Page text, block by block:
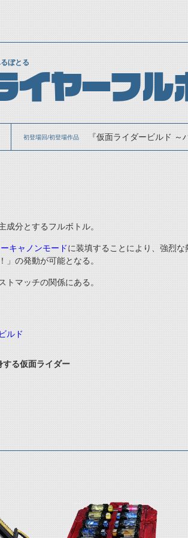
ぼとる
イヤーフル
初登場回/初登場作品 『仮面ライダービルド
成分とするフルボトル。
キャノンモードに装填することにより、強烈
」の発動が可能となる。
トマッチの関係にある。
ルド
る仮面ライダー